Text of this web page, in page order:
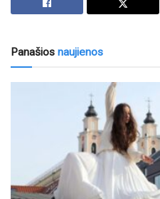
Panašios naujienos